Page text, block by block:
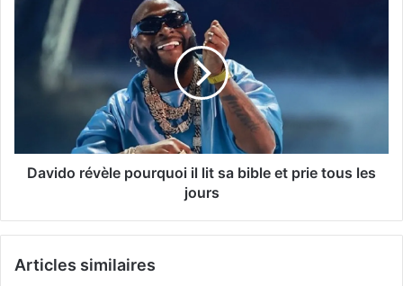
Davido révèle pourquoi il lit sa bible et prie tous les
jours
Articles similaires